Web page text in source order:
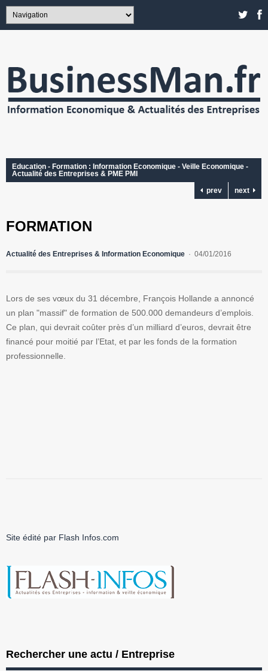
Education - Formation : Information Economique - Veille Economique -
Actualité des Entreprises & PME PMI
prev
next
FORMATION
Actualité des Entreprises & Information Economique 04/01/2016
Lors de ses vœux du 31 décembre, François Hollande a annoncé
un plan "massif" de formation de 500.000 demandeurs d’emplois.
Ce plan, qui devrait coûter près d’un milliard d’euros, devrait être
financé pour moitié par l’Etat, et par les fonds de la formation
professionnelle.
Site édité par Flash Infos.com
Rechercher une actu / Entreprise